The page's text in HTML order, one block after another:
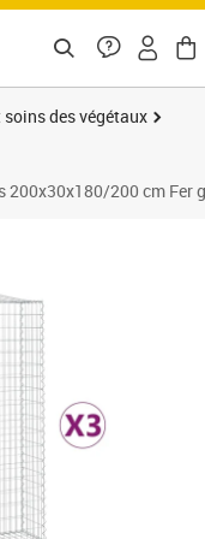
soins des végétaux
200x30x180/200 cm Fer